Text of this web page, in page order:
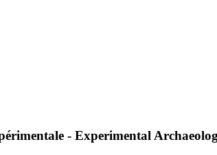
- Experimental